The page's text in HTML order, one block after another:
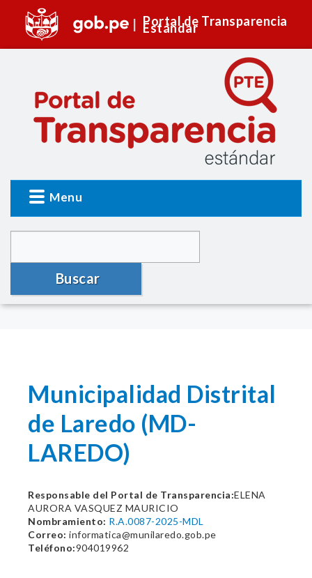
Portal de Transparencia
Estándar
Menu
Buscar
Municipalidad Distrital
de Laredo (MD-
LAREDO)
Responsable del Portal de Transparencia:ELENA
AURORA VASQUEZ MAURICIO
Nombramiento: R.A.0087-2025-MDL
Correo: informatica@munilaredo.gob.pe
Teléfono:904019962